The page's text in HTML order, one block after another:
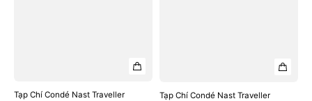
Tạp Chí Condé Nast Traveller
Tạp Chí Condé Nast Traveller